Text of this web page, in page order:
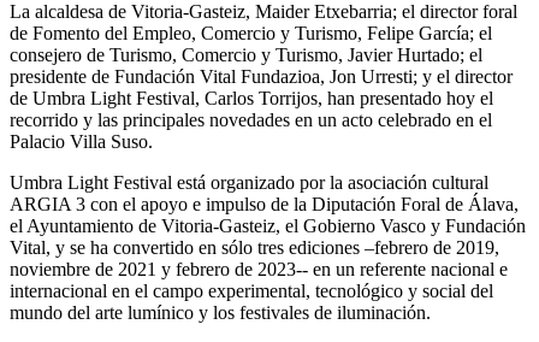
La alcaldesa de Vitoria-Gasteiz, Maider Etxebarria; el director foral
de Fomento del Empleo, Comercio y Turismo, Felipe García; el
consejero de Turismo, Comercio y Turismo, Javier Hurtado; el
presidente de Fundación Vital Fundazioa, Jon Urresti; y el director
de Umbra Light Festival, Carlos Torrijos, han presentado hoy el
recorrido y las principales novedades en un acto celebrado en el
Palacio Villa Suso.
Umbra Light Festival está organizado por la asociación cultural
ARGIA 3 con el apoyo e impulso de la Diputación Foral de Álava,
el Ayuntamiento de Vitoria-Gasteiz, el Gobierno Vasco y Fundación
Vital, y se ha convertido en sólo tres ediciones –febrero de 2019,
noviembre de 2021 y febrero de 2023-- en un referente nacional e
internacional en el campo experimental, tecnológico y social del
mundo del arte lumínico y los festivales de iluminación.